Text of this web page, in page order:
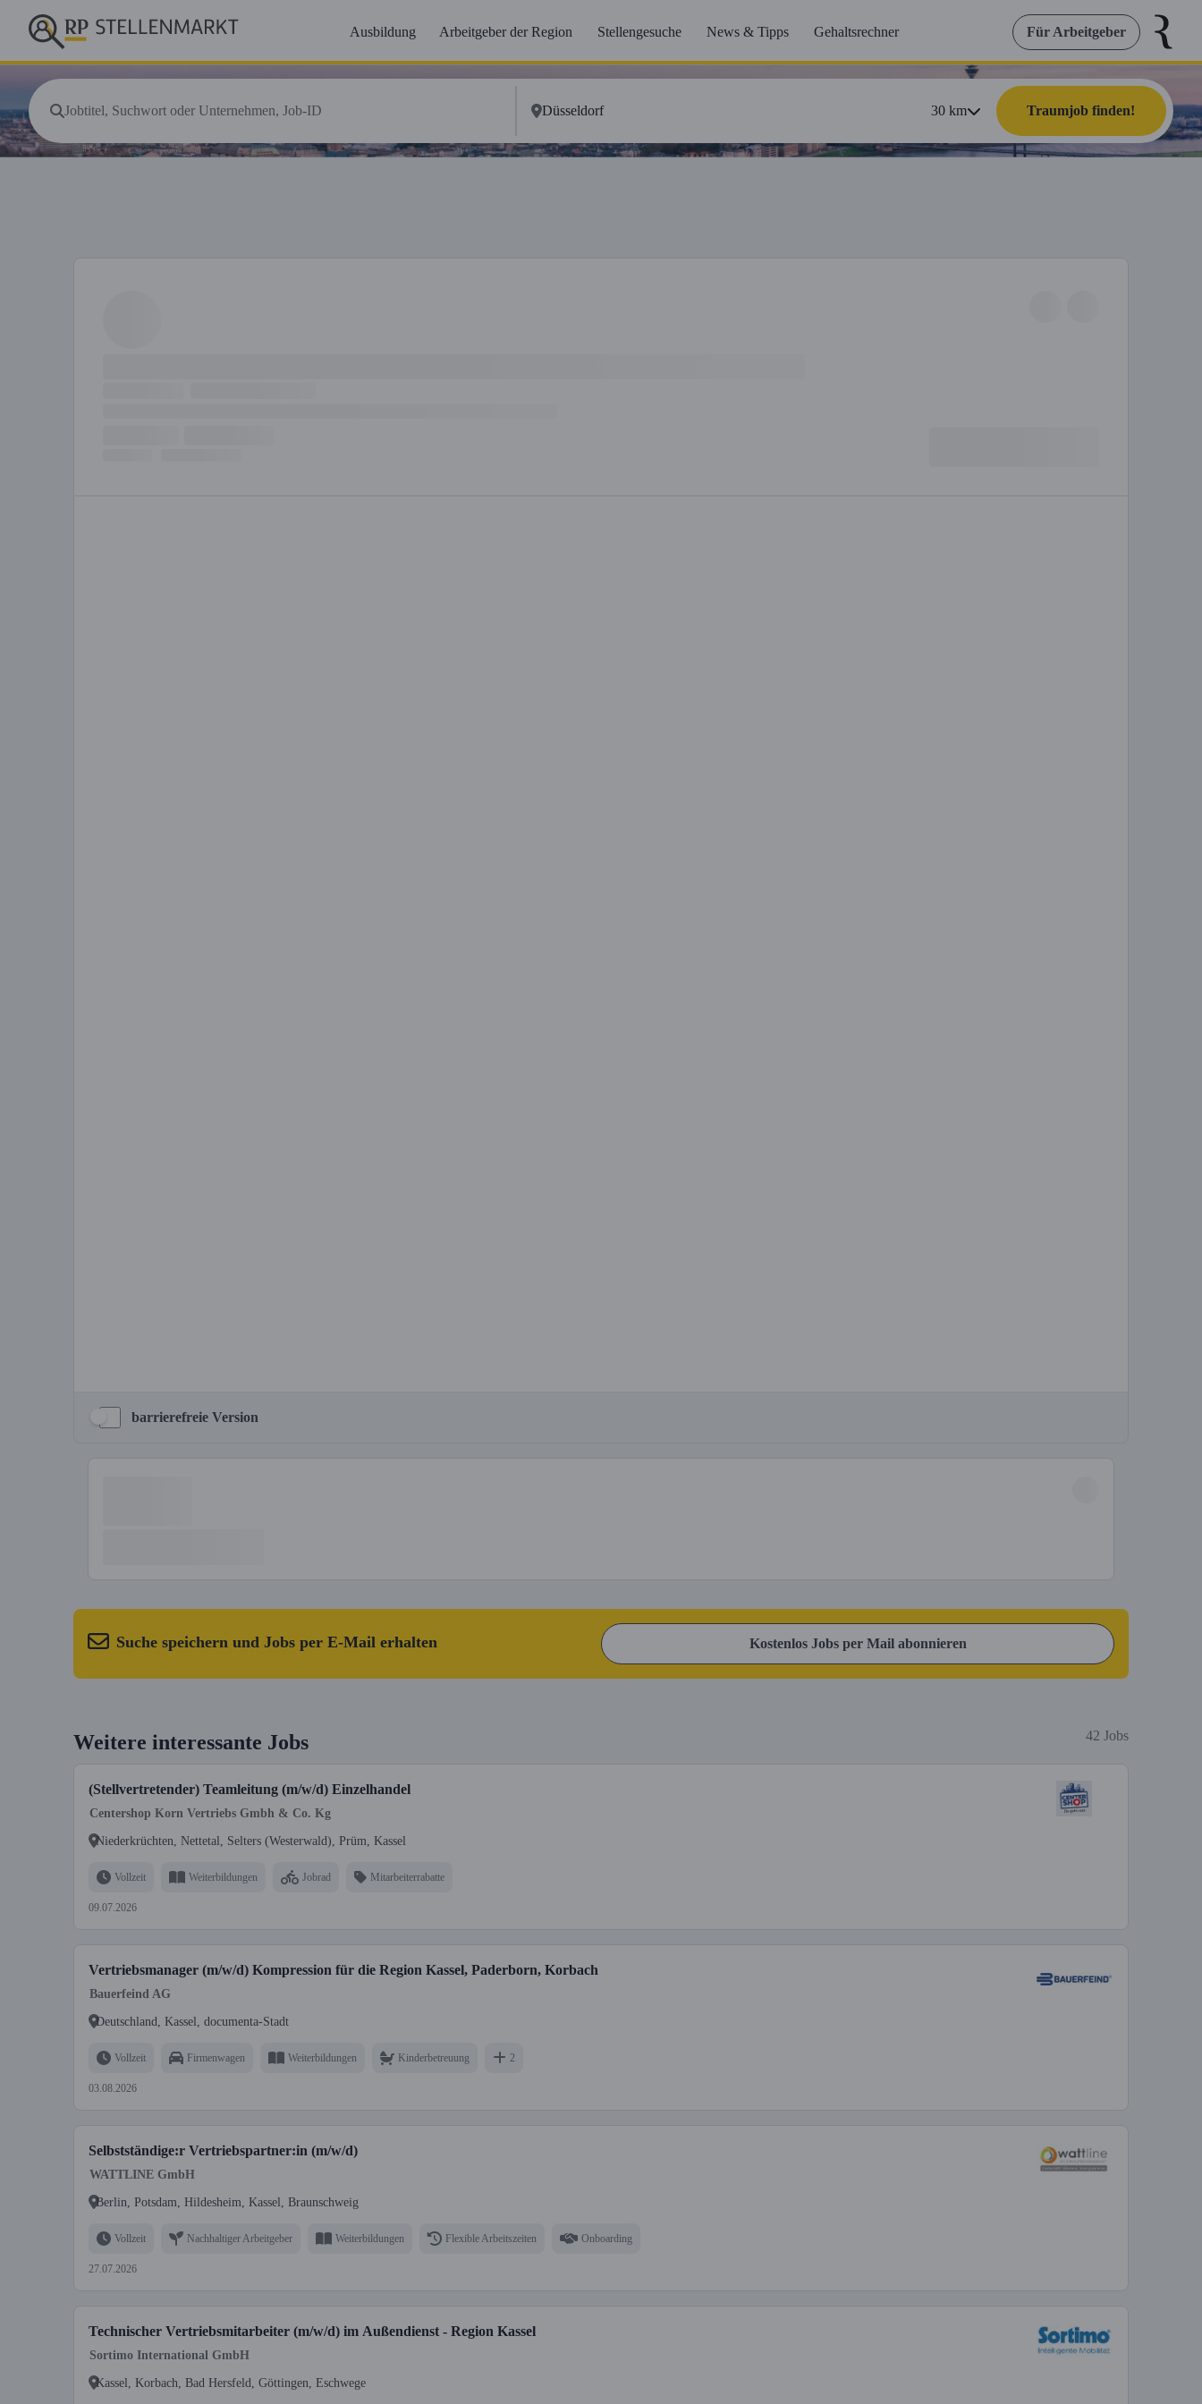
Ausbildung Arbeitgeber der Region Stellengesuche News & Tipps Gehaltsrechner Für Arbeitgeber
30km Traumjob finden!
barrierefreie Version
Suche speichern und Jobs per E-Mail erhalten Kostenlos Jobs per Mail abonnieren
Weitere interessante Jobs 42 Jobs
(Stellvertretender) Teamleitung (m/w/d) Einzelhandel
Centershop Korn Vertriebs Gmbh & Co. Kg
Niederkrüchten, Nettetal, Selters (Westerwald), Prüm, Kassel
Vollzeit Weiterbildungen Jobrad Mitarbeiterrabatte
09.07.2026
Vertriebsmanager (m/w/d) Kompression für die Region Kassel, Paderborn, Korbach
Bauerfeind AG
Deutschland, Kassel, documenta-Stadt
Vollzeit Firmenwagen Weiterbildungen Kinderbetreuung 2
03.08.2026
Selbstständige:r Vertriebspartner:in (m/w/d)
WATTLINE GmbH
Berlin, Potsdam, Hildesheim, Kassel, Braunschweig
Vollzeit Nachhaltiger Arbeitgeber Weiterbildungen Flexible Arbeitszeiten Onboarding
27.07.2026
Technischer Vertriebsmitarbeiter (m/w/d) im Außendienst - Region Kassel
Sortimo International GmbH
Kassel, Korbach, Bad Hersfeld, Göttingen, Eschwege